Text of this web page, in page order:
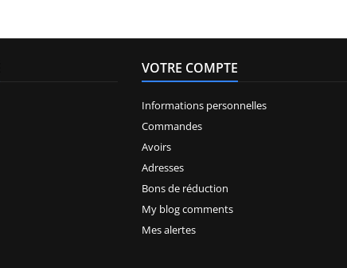
VOTRE COMPTE
Informations personnelles
Commandes
Avoirs
Adresses
Bons de réduction
My blog comments
Mes alertes